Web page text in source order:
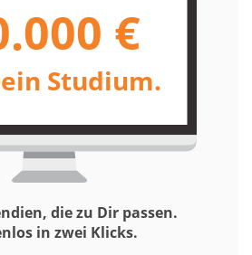
€
Studium.
die zu Dir passen.
in zwei Klicks.